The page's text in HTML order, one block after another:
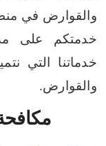
والقوارض في
خدمتكم على
خدماتنا التي
والقوارض.